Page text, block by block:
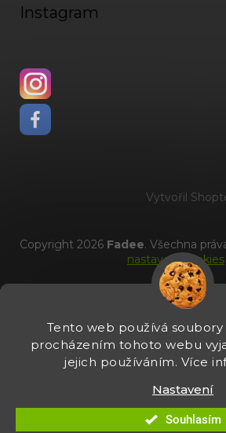
Tento web používá soubory
procházením tohoto webu
jejich používáním. Více
Nastavení
Souhlasím
Instagram
Vytvořil
Copyright 2026 Fadee. Všechna
nastavení cookies